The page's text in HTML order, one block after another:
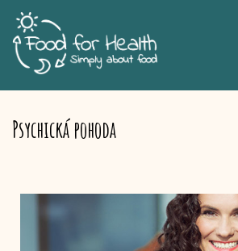
Psychická pohoda